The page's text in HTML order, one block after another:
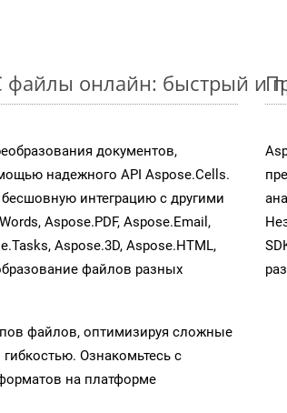
файлы онлайн: быстрый и
документов,
надежного API Aspose.Cells.
интеграцию с другими
Aspose.PDF, Aspose.Email,
Aspose.3D, Aspose.HTML,
файлов разных
файлов, оптимизируя сложные
Ознакомьтесь с
на платформе